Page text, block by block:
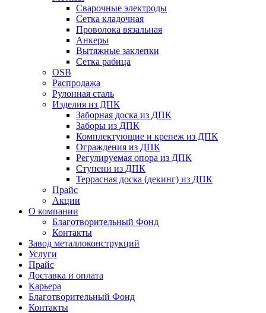
Сварочные электроды
Сетка кладочная
Проволока вязальная
Анкеры
Вытяжные заклепки
Сетка рабица
OSB
Распродажа
Рулонная сталь
Изделия из ДПК
Заборная доска из ДПК
Заборы из ДПК
Комплектующие и крепеж из ДПК
Ограждения из ДПК
Регулируемая опора из ДПК
Ступени из ДПК
Террасная доска (декинг) из ДПК
Прайс
Акции
О компании
Благотворительный Фонд
Контакты
Завод металлоконструкций
Услуги
Прайс
Доставка и оплата
Карьера
Благотворительный Фонд
Контакты